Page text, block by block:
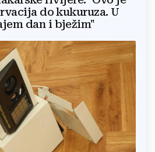
do kukuruza. U
dan i bježim"